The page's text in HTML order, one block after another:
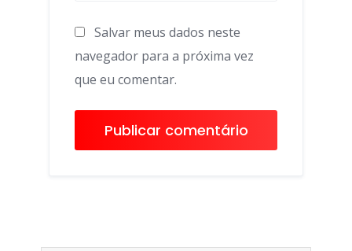
Salvar meus dados neste
navegador para a próxima vez
que eu comentar.